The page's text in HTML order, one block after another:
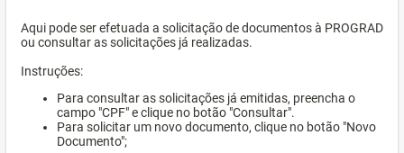
Aqui pode ser efetuada a solicitação de documentos à PROGRAD
ou consultar as solicitações já realizadas.
Instruções:
Para consultar as solicitações já emitidas, preencha o
campo "CPF" e clique no botão "Consultar".
Para solicitar um novo documento, clique no botão "Novo
Documento";